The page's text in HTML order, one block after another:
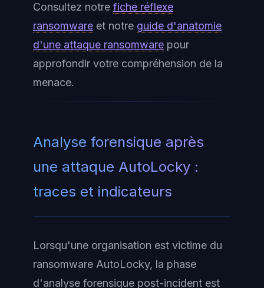
Consultez notre fiche réflexe
ransomware et notre guide d'anatomie
d'une attaque ransomware pour
approfondir votre compréhension de la
menace.
Analyse forensique après
une attaque AutoLocky :
traces et indicateurs
Lorsqu'une organisation est victime du
ransomware AutoLocky, la phase
d'analyse forensique post-incident est